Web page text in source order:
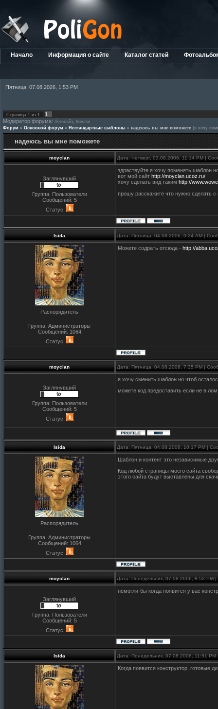
Начало Информация о сайте Каталог статей
Пятница, 07.08.2026, 1:53 PM
Страница 1 из 1
1
Модератор форума: Леголайз
Кински
Форум » Основной форум » Нестандартные шаблоны » надеюсь вы мне поможете (я хочу
надеюсь вы мне поможете
moyclan Дата: Четверг, 03.08.2006, 11:14 PM |
Заглянувший
Группа: Пользователи
Сообщений: 5
Статус:
здраствуйте я хочу поменять шаблон
вот мой сайт http://moyclan.ucoz.ru/
хочу сделать вид таким http://
прошу расскажите что нужно сделать
Isida Дата: Пятница, 04.08.2006, 0:24 AM |
Распорядитель
Группа: Администраторы
Сообщений: 1064
Статус:
Можете содрать отсюда - http://
moyclan Дата: Пятница, 04.08.2006, 7:35 PM |
Заглянувший
Группа: Пользователи
Сообщений: 5
Статус:
я хочу сменить шаблон но чтоб
можете код предоставить если не в лом
Isida Дата: Пятница, 04.08.2006, 10:17 PM |
Распорядитель
Группа: Администраторы
Сообщений: 1064
Статус:
Шаблон и контент это независимые
Код любой страницы моего сайта
этого сайта будут выставлены для
moyclan Дата: Понедельник, 07.08.2006, 8:52 PM
Заглянувший
Группа: Пользователи
Сообщений: 5
Статус:
немогли-бы когда появится у вас
Isida Дата: Понедельник, 07.08.2006, 11:51
Когда появится конструктор, готовые